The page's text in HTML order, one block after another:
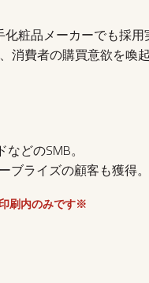
粧品メーカーでも採用
消費者の購買意欲を喚起
どのSMB。
ライズの顧客も獲得。
刷内のみです※